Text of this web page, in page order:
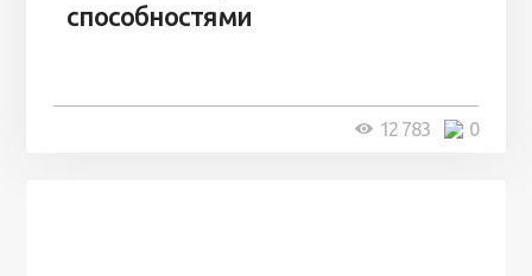
способностями
0
12 783